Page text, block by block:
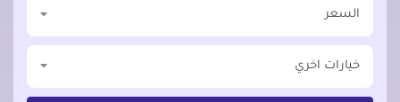
السعر
خيارات اخري